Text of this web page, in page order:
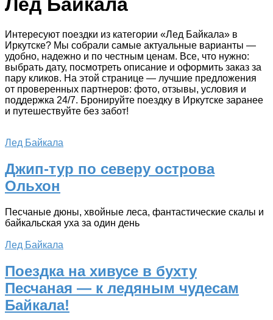
Лед Байкала
Интересуют поездки из категории «Лед Байкала» в
Иркутске? Мы собрали самые актуальные варианты —
удобно, надежно и по честным ценам. Все, что нужно:
выбрать дату, посмотреть описание и оформить заказ за
пару кликов. На этой странице — лучшие предложения
от проверенных партнеров: фото, отзывы, условия и
поддержка 24/7. Бронируйте поездку в Иркутске заранее
и путешествуйте без забот!
Лед Байкала
Джип-тур по северу острова
Ольхон
Песчаные дюны, хвойные леса, фантастические скалы и
байкальская уха за один день
Лед Байкала
Поездка на хивусе в бухту
Песчаная — к ледяным чудесам
Байкала!